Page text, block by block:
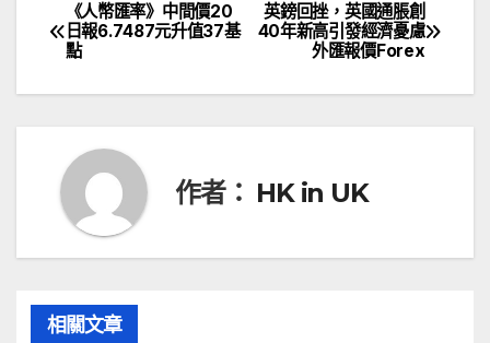
文
章
覽
英鎊回挫，英國通脹創
40年新高引發經濟憂慮
外匯報價Forex
《人幣匯率》中間價20
日報6.7487元升值37基
點
作者： HK in UK
相關文章